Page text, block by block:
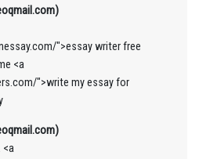
">essay writer free
<a
">write my essay for
<a